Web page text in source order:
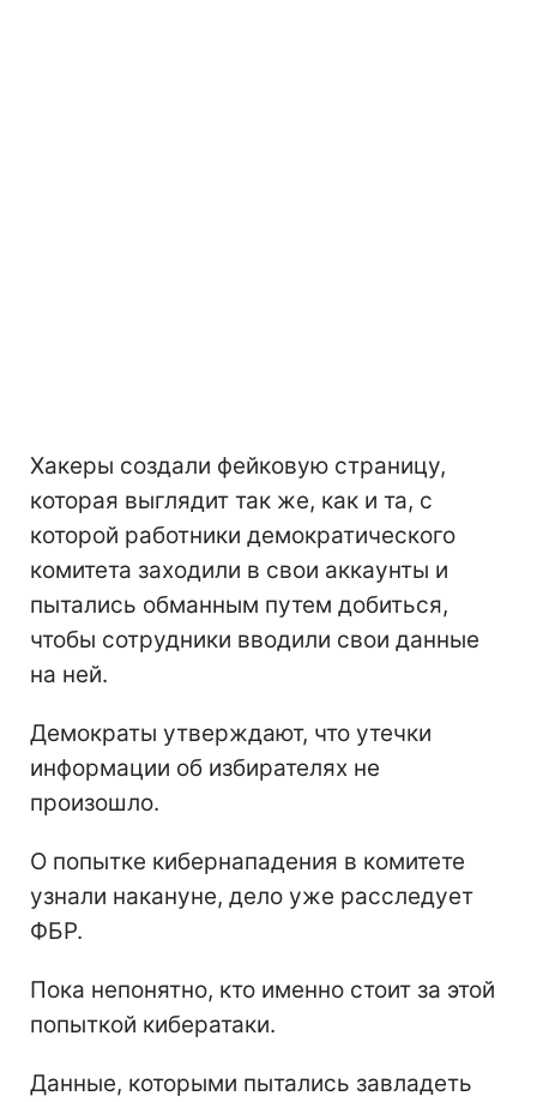
Хакеры создали фейковую страницу,
которая выглядит так же, как и та, с
которой работники демократического
комитета заходили в свои аккаунты и
пытались обманным путем добиться,
чтобы сотрудники вводили свои данные
на ней.
Демократы утверждают, что утечки
информации об избирателях не
произошло.
О попытке кибернападения в комитете
узнали накануне, дело уже расследует
ФБР.
Пока непонятно, кто именно стоит за этой
попыткой кибератаки.
Данные, которыми пытались завладеть